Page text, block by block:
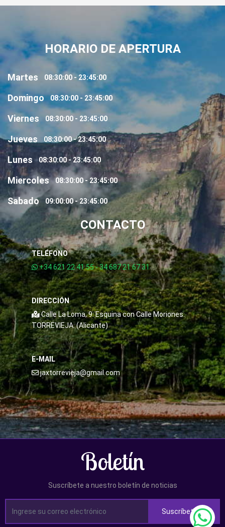
HORARIO DE APERTURA
Martes 08:30:00 - 23:45:00
Domingo 08:30:00 - 23:45:00
Viernes 08:30:00 - 23:45:00
Jueves 08:30:00 - 23:45:00
Lunes 08:30:00 - 23:45:00
Miercoles 08:30:00 - 23:45:00
Sabado 09:00:00 - 23:45:00
CONTACTO
TELÉFONO
+34 621 22 41 55 - 34 687 21 67 31
DIRECCIÓN
Calle La Loma, 9. Esquina con Calle Moriones.
TORREVIEJA. (Alicante)
E-MAIL
jaxtorrevieja@gmail.com
Boletín
Suscríbete a nuestro boletín de noticias
Suscríbete